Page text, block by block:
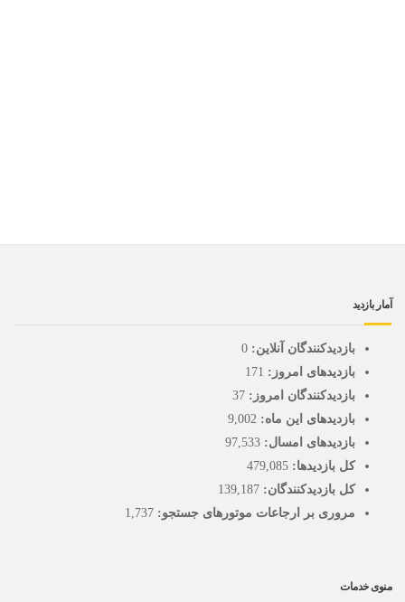
آمار بازدید
بازدیدکنندگان آنلاین: 0
بازدیدهای امروز: 171
بازدیدکنندگان امروز: 37
بازدیدهای این ماه: 9,002
بازدیدهای امسال: 97,533
کل بازدیدها: 479,085
کل بازدیدکنند‌گان: 139,187
مروری بر ارجاعات موتورهای جستجو: 1,737
منوی خدمات